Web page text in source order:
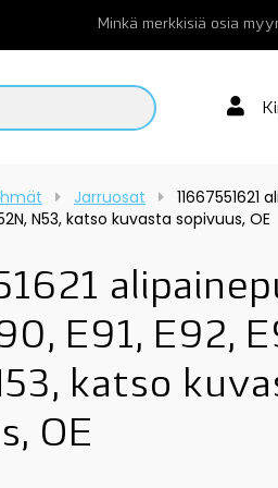
Minkä merkkisiä osia
Jarruosat
11667551621
N53, katso kuvasta sopivuus, OE
E91, E92,
katso
OE